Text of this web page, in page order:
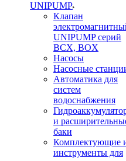
UNIPUMP
Клапан
UNIPUMP серий
BCX, BOX
Насосы
Насосные
Автоматика для
систем
водоснабжения
и
баки
Комплектующие
инструменты для